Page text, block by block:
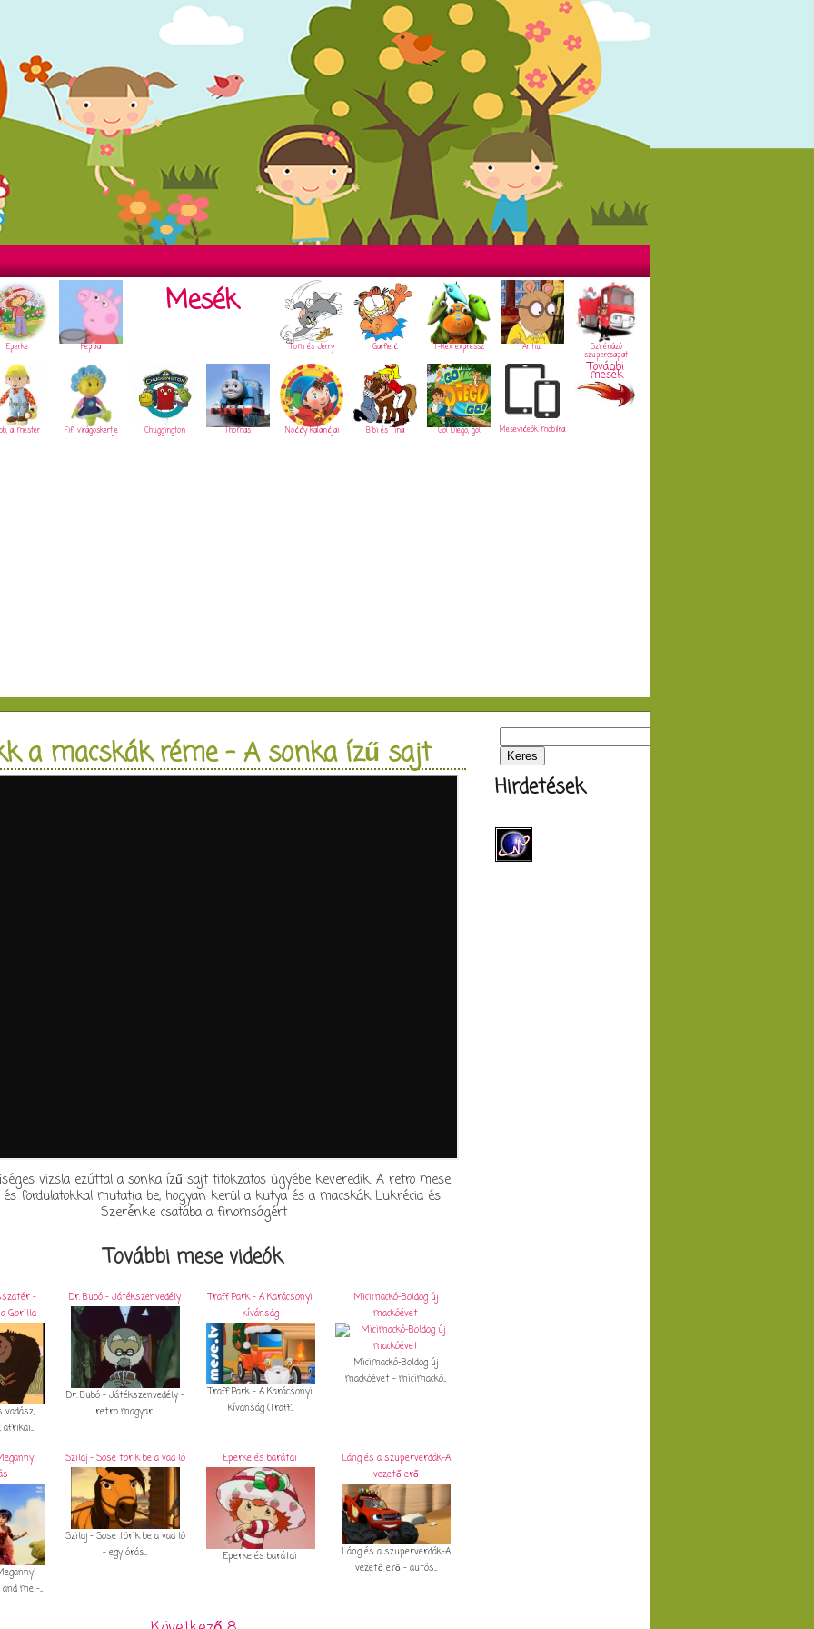
Eperke Peppa
Mesék
Tom és Jerry Garfield T-Rex expressz Arthur Szirénázó
szupercsapat
a mester Fifi virágoskertje Chuggington Thomas Noddy kalandjai Bibi és Tina Go! Diego, go! Mesevideók mobilra
További
mesék
a macskák réme - A sonka ízű sajt
vizsla ezúttal a sonka ízű sajt titokzatos ügyébe keveredik. A retro mese
fordulatokkal mutatja be, hogyan kerül a kutya és a macskák Lukrécia és
Szerénke csatába a finomságért
További mese videók
-
Gorilla
vadász,
Dr. Bubó - Játékszenvedély
Dr. Bubó - Játékszenvedély -
retro magyar...
Traff Park - A Karácsonyi
kívánság
Traff Park - A Karácsonyi
kívánság (Traff...
Micimackó-Boldog új
mackóévet
Micimackó-Boldog új
mackóévet - micimackó...
me -...
Szilaj - Sose törik be a vad ló
Szilaj - Sose törik be a vad ló
- egy órás...
Eperke és barátai
Eperke és barátai
Láng és a szuperverdák-A
vezető erő
Láng és a szuperverdák-A
vezető erő - autós...
Hirdetések